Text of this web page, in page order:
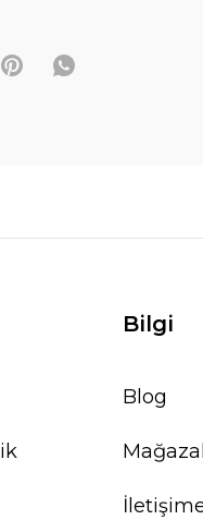
Bilgi
Blog